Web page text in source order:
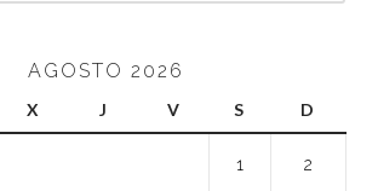
AGOSTO 2026
X J V S D
1 2